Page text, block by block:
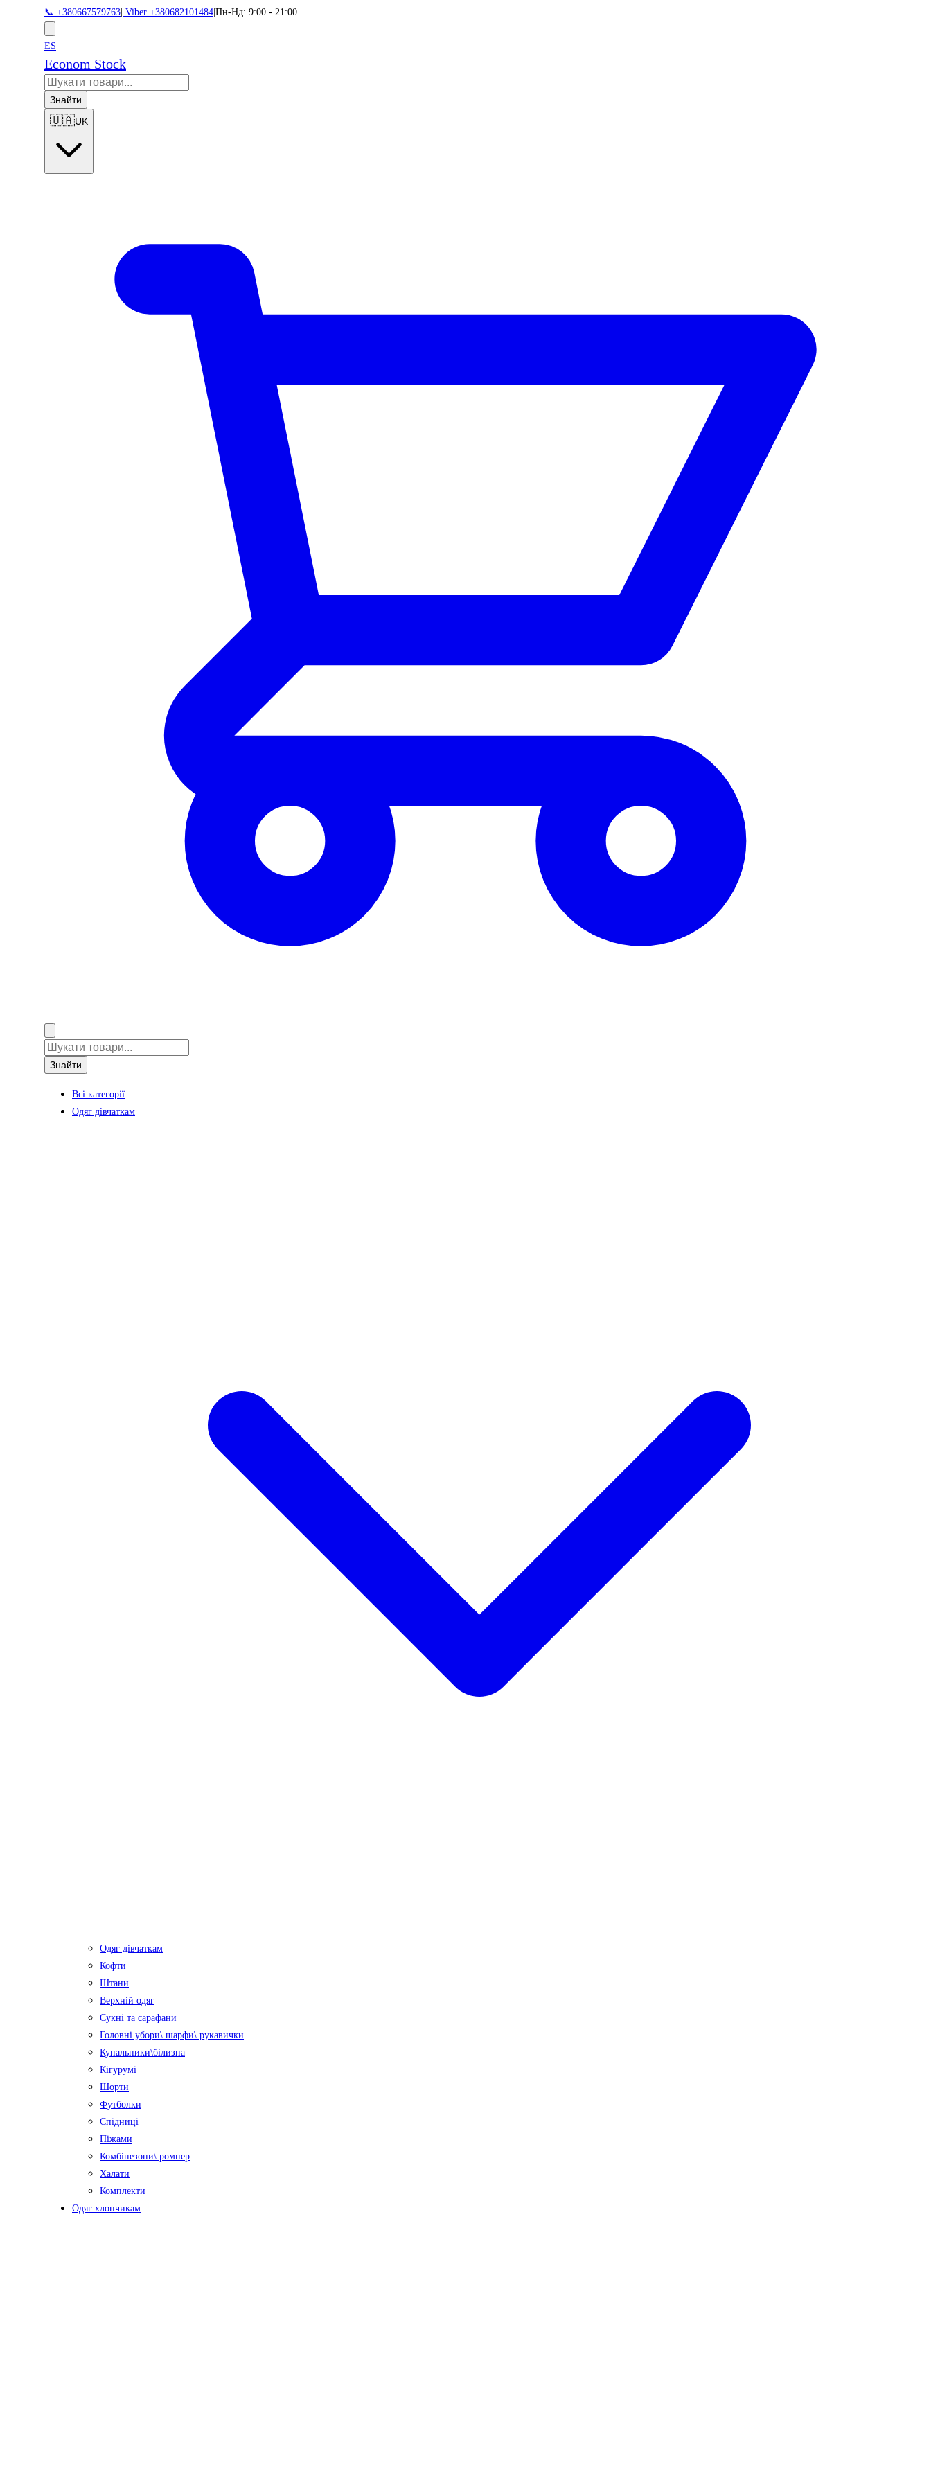
📞 +380667579763 Viber +380682101484 Пн-Нд: 9:00 - 21:00
ES
Econom Stock
Знайти
🇺🇦UK
Знайти
Всі категорії
Одяг дівчаткам
Одяг дівчаткам
Кофти
Штани
Верхній одяг
Сукні та сарафани
Головні убори\ шарфи\ рукавички
Купальники\білизна
Кігурумі
Шорти
Футболки
Спідниці
Піжами
Комбінезони\ ромпер
Халати
Комплекти
Одяг хлопчикам